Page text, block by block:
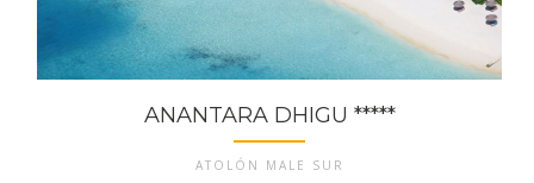
ANANTARA DHIGU *****
ATOLÓN MALE SUR